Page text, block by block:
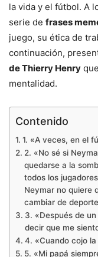
la vida y el fútbol. A
serie de frases
juego, su ética de
continuación,
de Thierry Henry
mentalidad.
Contenido
1. «A veces, en el
2. «No sé si
quedarse a la
todos los
Neymar no quiere
cambiar de
3. «Después de
decir que me
4. «Cuando cojo
5. «Mi papá